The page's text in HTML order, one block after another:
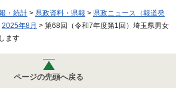
・統計 > 県政資料・県報 > 県政ニュース（報道発
2025年8月 > 第68回（令和7年度第1回）埼玉県男女
ます
ページの先頭へ戻る